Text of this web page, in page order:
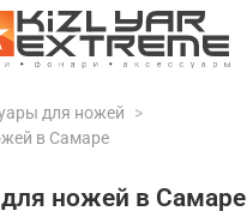
для ножей
в Самаре
ножей в Самаре